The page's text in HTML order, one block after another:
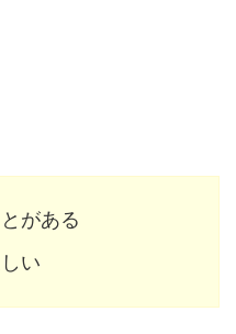
がある
い